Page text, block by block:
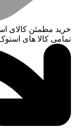
خرید مطمئن کالای
تمامی کالا های